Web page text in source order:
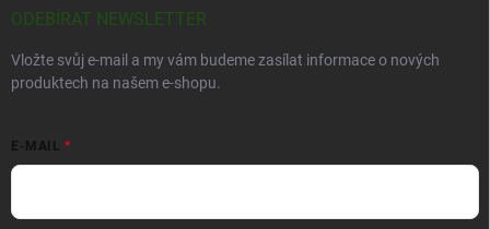
ODEBÍRAT NEWSLETTER
Vložte svůj e-mail a my vám budeme zasílat informace o nových
produktech na našem e-shopu.
E-MAIL